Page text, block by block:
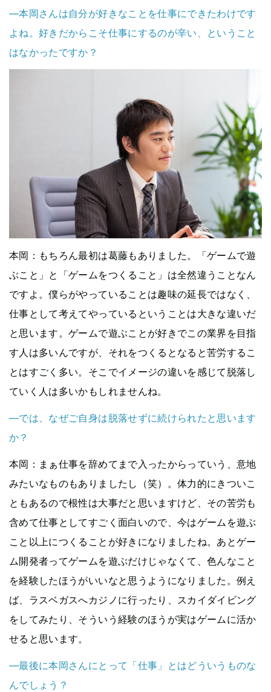
—本岡さんは自分が好きなことを仕事にできたわけです
よね。好きだからこそ仕事にするのが辛い、ということ
はなかったですか？
本岡 ：もちろん最初は葛藤もありました。「ゲームで遊
ぶこと」と「ゲームをつくること」は全然違うことなん
ですよ。僕らがやっていることは趣味の延長ではなく、
仕事として考えてやっているということは大きな違いだ
と思います。ゲームで遊ぶことが好きでこの業界を目指
す人は多いんですが、それをつくるとなると苦労するこ
とはすごく多い。そこでイメージの違いを感じて脱落し
ていく人は多いかもしれませんね。
—では、なぜご自身は脱落せずに続けられたと思います
か？
本岡 ：まぁ仕事を辞めてまで入ったからっていう、意地
みたいなものもありましたし（笑）。体力的にきついこ
ともあるので根性は大事だと思いますけど、その苦労も
含めて仕事としてすごく面白いので、今はゲームを遊ぶ
こと以上につくることが好きになりましたね。あとゲー
ム開発者ってゲームを遊ぶだけじゃなくて、色んなこと
を経験したほうがいいなと思うようになりました。例え
ば、ラスベガスへカジノに行ったり、スカイダイビング
をしてみたり、そういう経験のほうが実はゲームに活か
せると思います。
—最後に本岡さんにとって「仕事」とはどういうものな
んでしょう？